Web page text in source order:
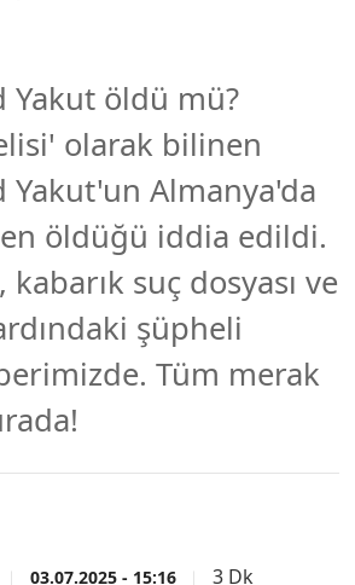
Yakut öldü mü?
olarak bilinen
Yakut'un Almanya'da
öldüğü iddia edildi.
suç dosyası ve
şüpheli
Tüm merak
03.07.2025 - 15:16 3 Dk